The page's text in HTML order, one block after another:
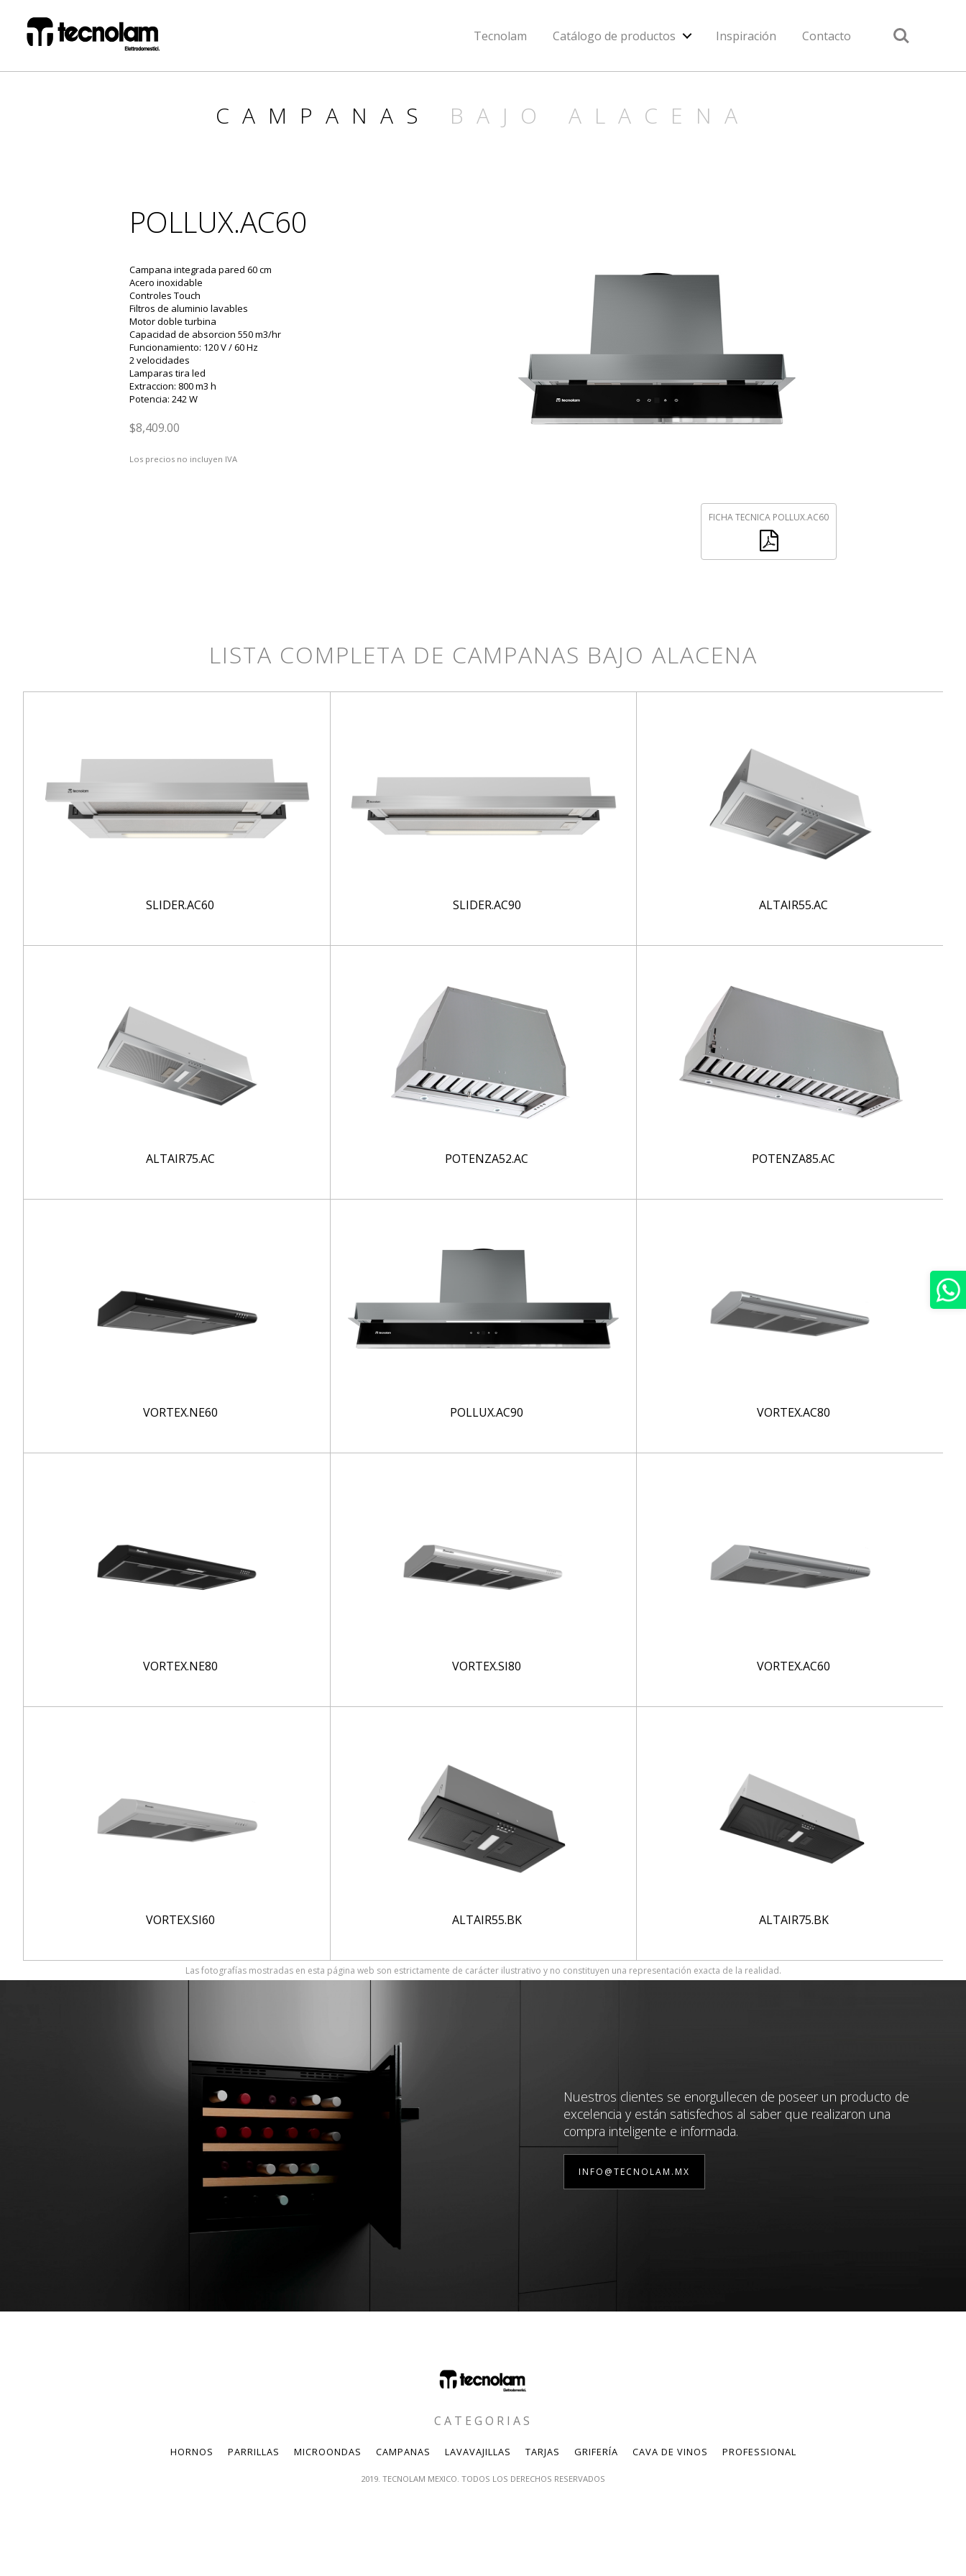
Tecnolam Catálogo de productos Inspiración Contacto Search
CAMPANAS BAJO ALACENA
POLLUX.AC60
Campana integrada pared 60 cm
Acero inoxidable
Controles Touch
Filtros de aluminio lavables
Motor doble turbina
Capacidad de absorcion 550 m3/hr
Funcionamiento: 120 V / 60 Hz
2 velocidades
Lamparas tira led
Extraccion: 800 m3 h
Potencia: 242 W
$8,409.00
Los precios no incluyen IVA
FICHA TECNICA POLLUX.AC60
LISTA COMPLETA DE CAMPANAS BAJO ALACENA
SLIDER.AC60 SLIDER.AC90 ALTAIR55.AC
ALTAIR75.AC POTENZA52.AC POTENZA85.AC
VORTEX.NE60 POLLUX.AC90 VORTEX.AC80
VORTEX.NE80 VORTEX.SI80 VORTEX.AC60
VORTEX.SI60 ALTAIR55.BK ALTAIR75.BK
Las fotografías mostradas en esta página web son estrictamente de carácter ilustrativo y no constituyen una representación exacta de la realidad.
Nuestros clientes se enorgullecen de poseer un producto de
excelencia y están satisfechos al saber que realizaron una
compra inteligente e informada.
INFO@TECNOLAM.MX
CATEGORIAS
HORNOS PARRILLAS MICROONDAS CAMPANAS LAVAVAJILLAS TARJAS GRIFERÍA CAVA DE VINOS PROFESSIONAL
2019. TECNOLAM MEXICO. TODOS LOS DERECHOS RESERVADOS